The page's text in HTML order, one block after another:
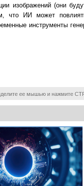
изображений (они
что ИИ может
инструменты
ее мышью и нажмите